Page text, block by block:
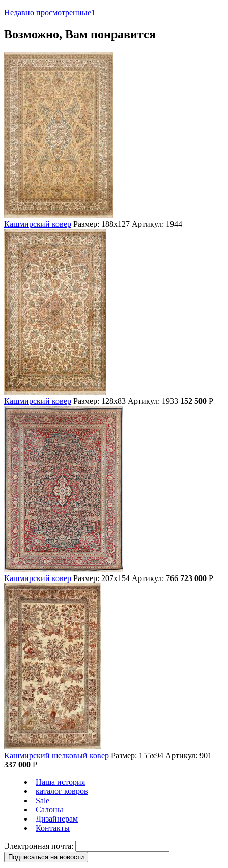
Недавно просмотренные1
Возможно, Вам понравится
Кашмирский ковер Размер: 188х127 Артикул: 1944
Кашмирский ковер Размер: 128х83 Артикул: 1933 152 500 Р
Кашмирский ковер Размер: 207х154 Артикул: 766 723 000 Р
Кашмирский шелковый ковер Размер: 155х94 Артикул: 901
337 000 Р
Наша история
каталог ковров
Sale
Салоны
Дизайнерам
Контакты
Электронная почта: